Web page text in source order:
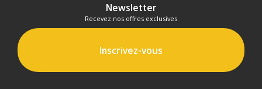
Newsletter
Recevez nos offres exclusives
Inscrivez-vous